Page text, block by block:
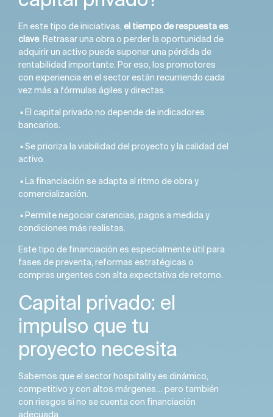
En este tipo de iniciativas, el tiempo de respuesta es
clave. Retrasar una obra o perder la oportunidad de
adquirir un activo puede suponer una pérdida de
rentabilidad importante. Por eso, los promotores
con experiencia en el sector están recurriendo cada
vez más a fórmulas ágiles y directas.
▪️ El capital privado no depende de indicadores
bancarios.
▪️ Se prioriza la viabilidad del proyecto y la calidad del
activo.
▪️ La financiación se adapta al ritmo de obra y
comercialización.
▪️ Permite negociar carencias, pagos a medida y
condiciones más realistas.
Este tipo de financiación es especialmente útil para
fases de preventa, reformas estratégicas o
compras urgentes con alta expectativa de retorno.
Capital privado: el
impulso que tu
proyecto necesita
Sabemos que el sector hospitality es dinámico,
competitivo y con altos márgenes… pero también
con riesgos si no se cuenta con financiación
adecuada.